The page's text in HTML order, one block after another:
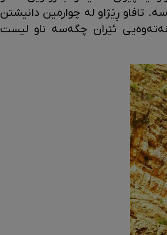
تافاو ڕێژاو لە چوارمین دانیشتن
نەتەوەیی ئێران چگەسە ناو لیست